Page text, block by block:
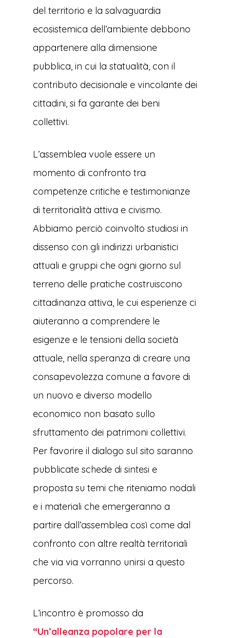
del territorio e la salvaguardia
ecosistemica dell’ambiente debbono
appartenere alla dimensione
pubblica, in cui la statualità, con il
contributo decisionale e vincolante dei
cittadini, si fa garante dei beni
collettivi.
L’assemblea vuole essere un
momento di confronto tra
competenze critiche e testimonianze
di territorialità attiva e civismo.
Abbiamo perciò coinvolto studiosi in
dissenso con gli indirizzi urbanistici
attuali e gruppi che ogni giorno sul
terreno delle pratiche costruiscono
cittadinanza attiva, le cui esperienze ci
aiuteranno a comprendere le
esigenze e le tensioni della società
attuale, nella speranza di creare una
consapevolezza comune a favore di
un nuovo e diverso modello
economico non basato sullo
sfruttamento dei patrimoni collettivi.
Per favorire il dialogo sul sito saranno
pubblicate schede di sintesi e
proposta su temi che riteniamo nodali
e i materiali che emergeranno a
partire dall’assemblea così come dal
confronto con altre realtà territoriali
che via via vorranno unirsi a questo
percorso.
L’incontro è promosso da
“Un’alleanza popolare per la